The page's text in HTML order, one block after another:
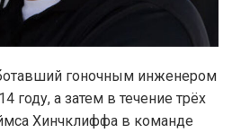
гоночным инженером
году, а затем в течение трёх
Хинчклиффа в команде